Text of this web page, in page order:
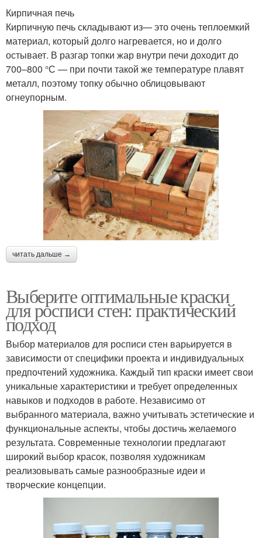
Кирпичная печь
Кирпичную печь складывают из— это очень теплоемкий
материал, который долго нагревается, но и долго
остывает. В разгар топки жар внутри печи доходит до
700–800 °С — при почти такой же температуре плавят
металл, поэтому топку обычно облицовывают
огнеупорным.
читать дальше →
Выберите оптимальные краски
для росписи стен: практический
подход
Выбор материалов для росписи стен варьируется в
зависимости от специфики проекта и индивидуальных
предпочтений художника. Каждый тип краски имеет свои
уникальные характеристики и требует определенных
навыков и подходов в работе. Независимо от
выбранного материала, важно учитывать эстетические и
функциональные аспекты, чтобы достичь желаемого
результата. Современные технологии предлагают
широкий выбор красок, позволяя художникам
реализовывать самые разнообразные идеи и
творческие концепции.